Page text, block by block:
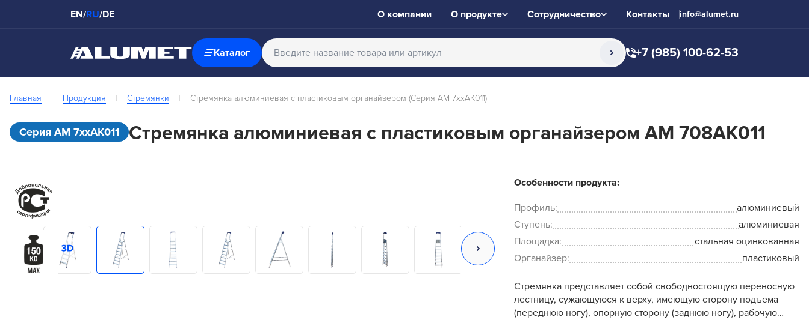
EN/RU/DE О компании О продукте Сотрудничество Контакты info@alumet.ru
Каталог +7 (985) 100-62-53
Главная Продукция Стремянки Стремянка алюминиевая с пластиковым органайзером (Серия АМ 7xxAK011)
Серия АМ 7xxAK011 Стремянка алюминиевая с пластиковым органайзером AM 708AK011
Особенности продукта:
Профиль:
алюминиевый
Ступень:
алюминиевая
Площадка:
стальная оцинкованная
Органайзер:
пластиковый
Стремянка представляет собой свободностоящую переносную
лестницу, сужающуюся к верху, имеющую сторону подъема
(переднюю ногу), опорную сторону (заднюю ногу), рабочую